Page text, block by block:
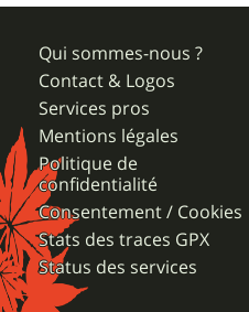
Qui sommes-nous ?
Contact & Logos
Services pros
Mentions légales
Politique de
confidentialité
Consentement / Cookies
Stats des traces GPX
Status des services